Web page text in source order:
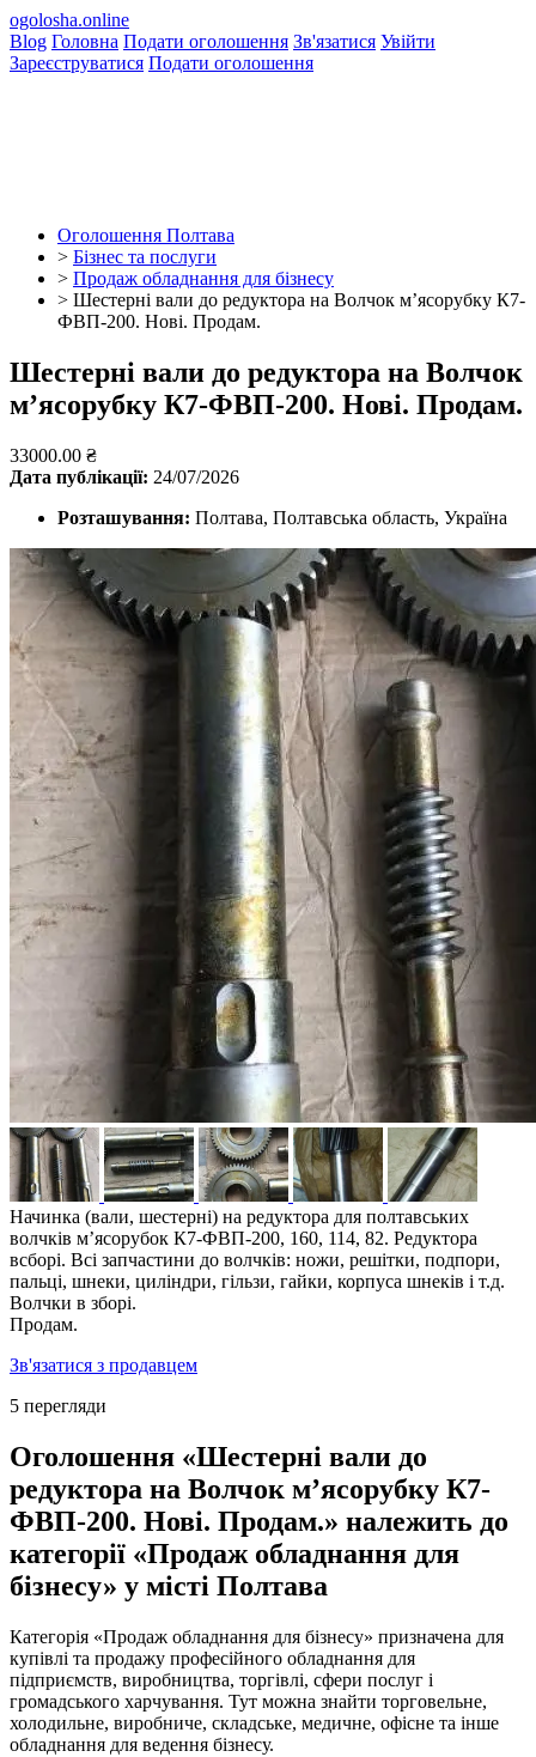
ogolosha.online
Blog Головна Подати оголошення Зв'язатися Увійти
Зареєструватися Подати оголошення
Оголошення Полтава
> Бізнес та послуги
> Продаж обладнання для бізнесу
> Шестерні вали до редуктора на Волчок мʼясорубку К7-
ФВП-200. Нові. Продам.
Шестерні вали до редуктора на Волчок
мʼясорубку К7-ФВП-200. Нові. Продам.
33000.00 ₴
Дата публікації: 24/07/2026
Розташування: Полтава, Полтавська область, Україна
Начинка (вали, шестерні) на редуктора для полтавських
волчків мʼясорубок К7-ФВП-200, 160, 114, 82. Редуктора
всборі. Всі запчастини до волчків: ножи, решітки, подпори,
пальці, шнеки, циліндри, гільзи, гайки, корпуса шнеків і т.д.
Волчки в зборі.
Продам.
Зв'язатися з продавцем
5 перегляди
Оголошення «Шестерні вали до
редуктора на Волчок мʼясорубку К7-
ФВП-200. Нові. Продам.» належить до
категорії «Продаж обладнання для
бізнесу» у місті Полтава
Категорія «Продаж обладнання для бізнесу» призначена для
купівлі та продажу професійного обладнання для
підприємств, виробництва, торгівлі, сфери послуг і
громадського харчування. Тут можна знайти торговельне,
холодильне, виробниче, складське, медичне, офісне та інше
обладнання для ведення бізнесу.